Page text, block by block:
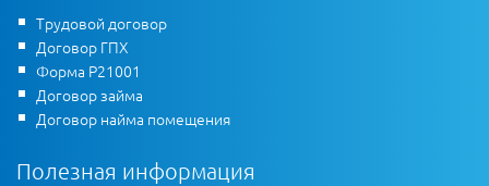
Трудовой договор
Договор ГПХ
Форма Р21001
Договор займа
Договор найма помещения
Полезная информация